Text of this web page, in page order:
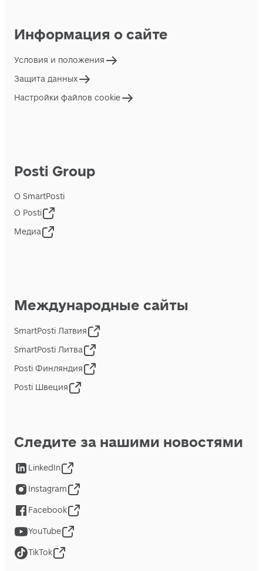
Информация о сайте
Условия и положения
Защита данных
Настройки файлов cookie
Posti Group
О SmartPosti
О Posti
Медиа
Международные сайты
SmartPosti Латвия
SmartPosti Литва
Posti Финляндия
Posti Швеция
Следите за нашими новостями
LinkedIn
Instagram
Facebook
YouTube
TikTok